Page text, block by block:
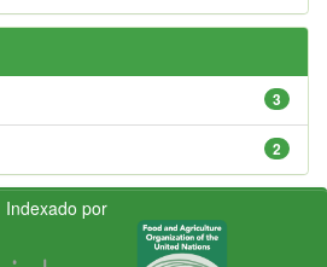
3
2
Indexado por